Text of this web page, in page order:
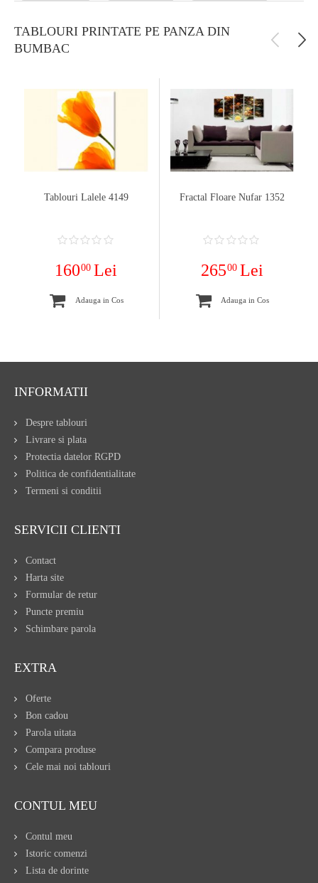
TABLOURI PRINTATE PE PANZA DIN
BUMBAC
Tablouri Lalele 4149
16000Lei
Adauga in Cos
Fractal Floare Nufar 1352
26500 Lei
Adauga in Cos
INFORMATII
Despre tablouri
Livrare si plata
Protectia datelor RGPD
Politica de confidentialitate
Termeni si conditii
SERVICII CLIENTI
Contact
Harta site
Formular de retur
Puncte premiu
Schimbare parola
EXTRA
Oferte
Bon cadou
Parola uitata
Compara produse
Cele mai noi tablouri
CONTUL MEU
Contul meu
Istoric comenzi
Lista de dorinte